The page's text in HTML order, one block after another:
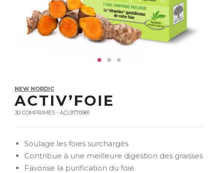
NEW NORDIC
ACTIV’FOIE
30 COMPRIMÉS - ACL9770981
Soulage les foies surchargés
Contribue à une meilleure digestion des graisses
Favorise la purification du foie